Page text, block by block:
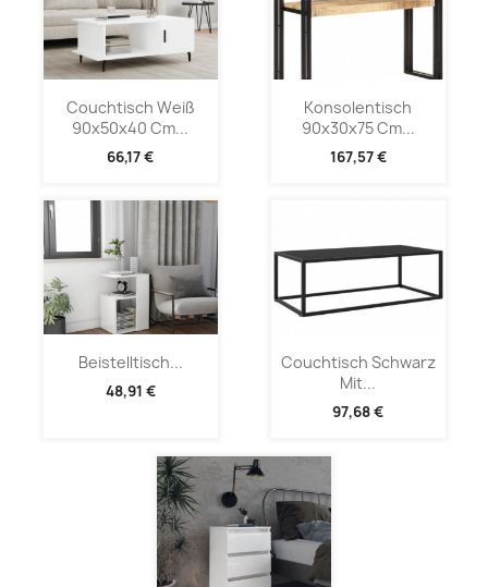
Couchtisch Weiß
90x50x40 Cm...
66,17 €
Konsolentisch
90x30x75 Cm...
167,57 €
Beistelltisch...
48,91 €
Couchtisch Schwarz
Mit...
97,68 €